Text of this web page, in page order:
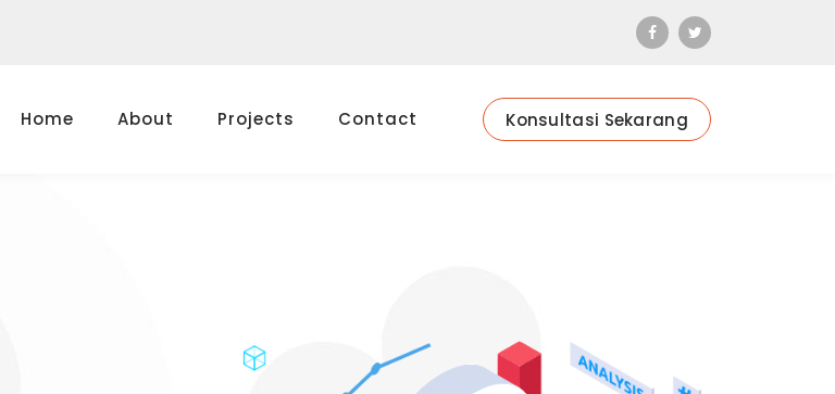
Home About Projects Contact Konsultasi Sekarang